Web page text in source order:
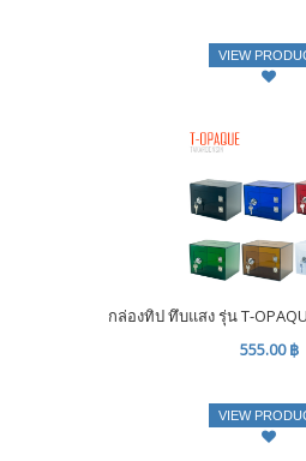
VIEW
กล่องทิป ทึบแสง รุ่น T-
555.00 ฿
VIEW